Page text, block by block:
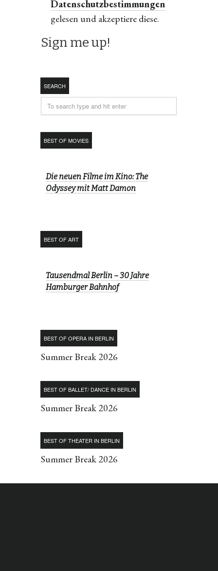
Datenschutzbestimmungen
gelesen und akzeptiere diese.
SEARCH
BEST OF MOVIES
Die neuen Filme im Kino: The
Odyssey mit Matt Damon
BEST OF ART
Tausendmal Berlin – 30 Jahre
Hamburger Bahnhof
BEST OF OPERA IN BERLIN
Summer Break 2026
BEST OF BALLET/ DANCE IN BERLIN
Summer Break 2026
BEST OF THEATER IN BERLIN
Summer Break 2026